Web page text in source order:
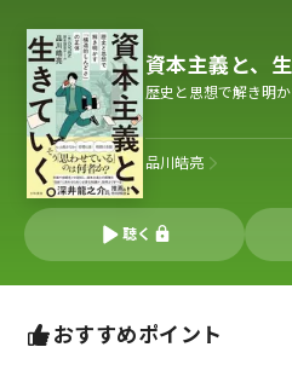
資本主義と、生
歴史と思想で解き明
品川皓亮
聴く
おすすめポイント